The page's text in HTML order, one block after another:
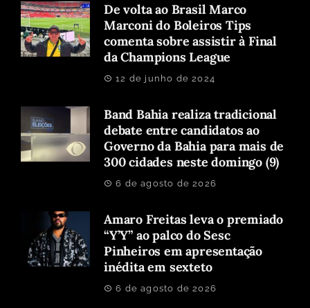
De volta ao Brasil Marco
Marconi do Boleiros Tips
comenta sobre assistir à Final
da Champions League
12 de junho de 2024
Band Bahia realiza tradicional
debate entre candidatos ao
Governo da Bahia para mais de
300 cidades neste domingo (9)
6 de agosto de 2026
Amaro Freitas leva o premiado
“Y’Y” ao palco do Sesc
Pinheiros em apresentação
inédita em sexteto
6 de agosto de 2026